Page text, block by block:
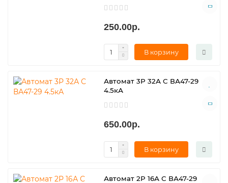
250.00р.
В корзину
Автомат 3Р 32А С ВА47-29
4.5кА
650.00р.
В корзину
Автомат 2Р 16А С ВА47-29